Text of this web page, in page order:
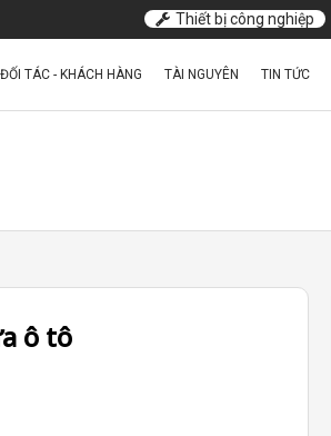
Thiết bị công nghiệp
ĐỐI TÁC - KHÁCH HÀNG TÀI NGUYÊN TIN TỨC
ô tô